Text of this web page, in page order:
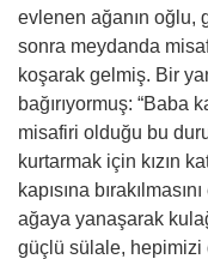
evlenen ağanın oğlu,
sonra meydanda
koşarak gelmiş. Bir
bağırıyormuş: “Baba
misafiri olduğu bu
kurtarmak için kızın
kapısına
ağaya yanaşarak
güçlü sülale, hepimizi